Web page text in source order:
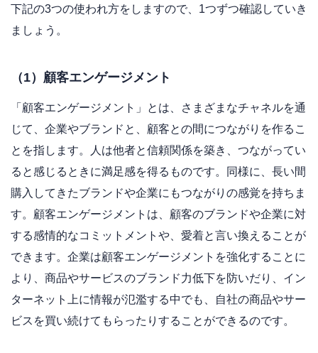
下記の3つの使われ方をしますので、1つずつ確認していき
ましょう。
（1）顧客エンゲージメント
「顧客エンゲージメント」とは、さまざまなチャネルを通
じて、企業やブランドと、顧客との間につながりを作るこ
とを指します。人は他者と信頼関係を築き、つながってい
ると感じるときに満足感を得るものです。同様に、長い間
購入してきたブランドや企業にもつながりの感覚を持ちま
す。顧客エンゲージメントは、顧客のブランドや企業に対
する感情的なコミットメントや、愛着と言い換えることが
できます。企業は顧客エンゲージメントを強化することに
より、商品やサービスのブランド力低下を防いだり、イン
ターネット上に情報が氾濫する中でも、自社の商品やサー
ビスを買い続けてもらったりすることができるのです。